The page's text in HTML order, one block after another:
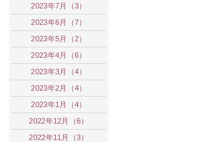
2023年7月（3）
2023年6月（7）
2023年5月（2）
2023年4月（6）
2023年3月（4）
2023年2月（4）
2023年1月（4）
2022年12月（6）
2022年11月（3）